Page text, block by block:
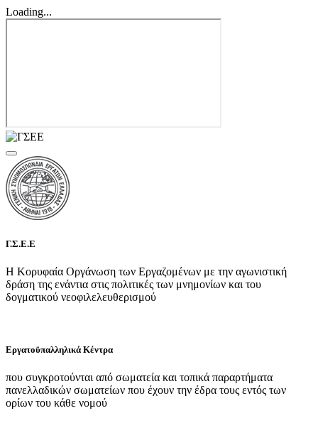
Loading...
Γ.Σ.Ε.Ε
Η Κορυφαία Οργάνωση των Εργαζομένων με την αγωνιστική
δράση της ενάντια στις πολιτικές των μνημονίων και του
δογματικού νεοφιλελευθερισμού
Εργατοϋπαλληλικά Κέντρα
που συγκροτούνται από σωματεία και τοπικά παραρτήματα
πανελλαδικών σωματείων που έχουν την έδρα τους εντός των
ορίων του κάθε νομού